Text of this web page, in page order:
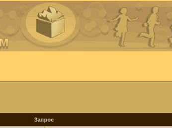
Запрос